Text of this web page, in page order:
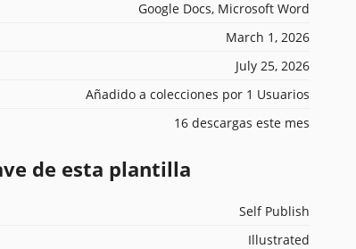
Google Docs, Microsoft Word
March 1, 2026
July 25, 2026
Añadido a colecciones por 1 Usuarios
16 descargas este mes
de esta plantilla
Self Publish
Illustrated